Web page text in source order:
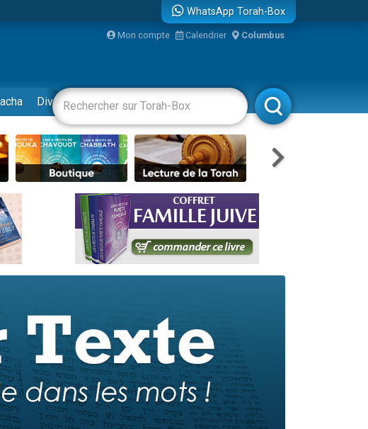
insalubre
WhatsApp Torah-Box
Mon compte Calendrier Columbus
Divertissements Livres Rabbanim